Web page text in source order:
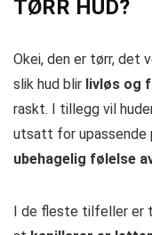
TØRR HUD?
Okei, den er tørr, det
slik hud blir livløs og
raskt. I tillegg vil
utsatt for upassende
ubehagelig følelse
I de fleste tilfeller er